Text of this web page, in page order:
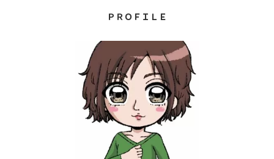
ー
ー
ー
ＰＲＯＦＩＬＥ